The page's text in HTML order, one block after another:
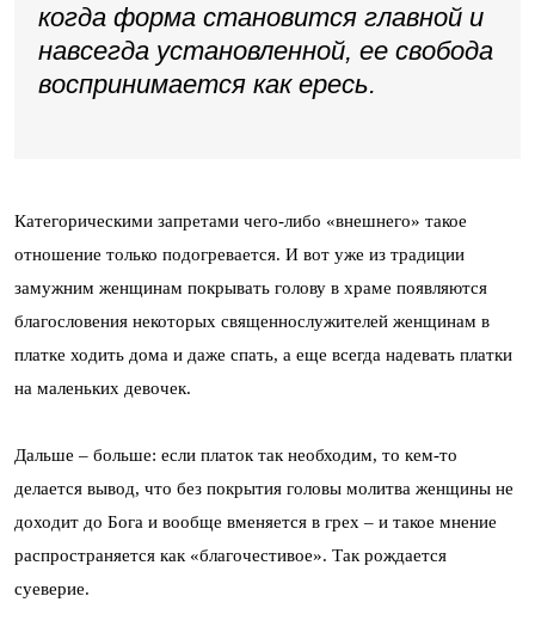
когда форма становится главной и
навсегда установленной, ее свобода
воспринимается как ересь.
Категорическими запретами чего-либо «внешнего» такое
отношение только подогревается. И вот уже из традиции
замужним женщинам покрывать голову в храме появляются
благословения некоторых священнослужителей женщинам в
платке ходить дома и даже спать, а еще всегда надевать платки
на маленьких девочек.
Дальше – больше: если платок так необходим, то кем-то
делается вывод, что без покрытия головы молитва женщины не
доходит до Бога и вообще вменяется в грех – и такое мнение
распространяется как «благочестивое». Так рождается
суеверие.